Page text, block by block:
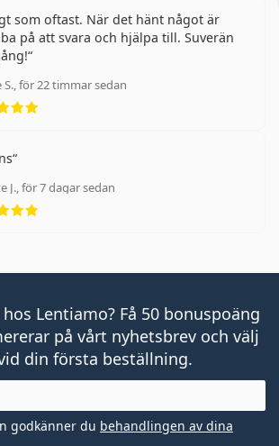
som oftast. När det hänt något är
på att svara och hjälpa till. Suverän
S., för 22 timmar sedan
J., för 7 dagar sedan
Betyg 5 av 5
Lentiamo? Få 50 bonuspoäng
på vårt nyhetsbrev och välj
din första beställning.
godkänner du behandlingen av dina